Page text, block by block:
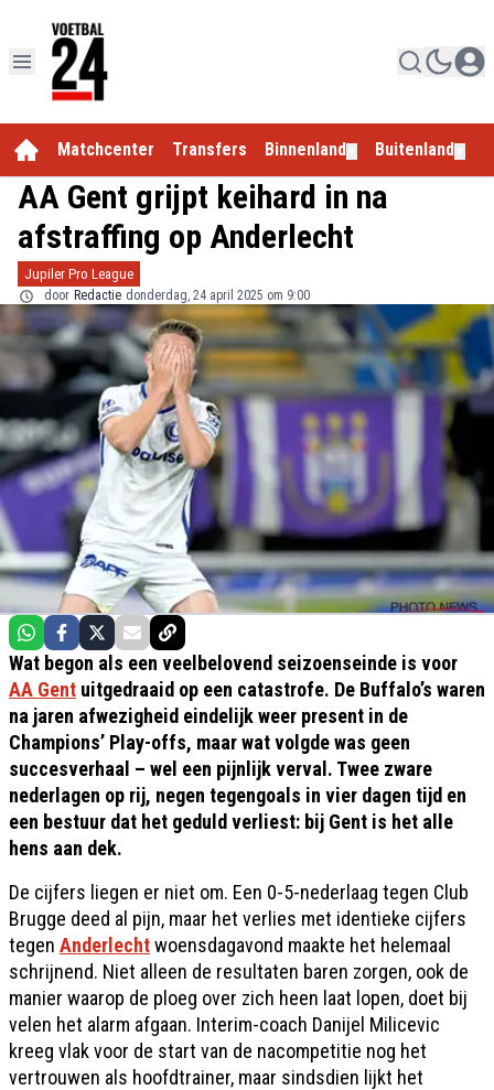
Matchcenter Transfers Binnenland Buitenland
AA Gent grijpt keihard in na
afstraffing op Anderlecht
Jupiler Pro League
door Redactie donderdag, 24 april 2025 om 9:00
Wat begon als een veelbelovend seizoenseinde is voor
AA Gent uitgedraaid op een catastrofe. De Buffalo’s waren
na jaren afwezigheid eindelijk weer present in de
Champions’ Play-offs, maar wat volgde was geen
succesverhaal – wel een pijnlijk verval. Twee zware
nederlagen op rij, negen tegengoals in vier dagen tijd en
een bestuur dat het geduld verliest: bij Gent is het alle
hens aan dek.
De cijfers liegen er niet om. Een 0-5-nederlaag tegen Club
Brugge deed al pijn, maar het verlies met identieke cijfers
tegen Anderlechtwoensdagavond maakte het helemaal
schrijnend. Niet alleen de resultaten baren zorgen, ook de
manier waarop de ploeg over zich heen laat lopen, doet bij
velen het alarm afgaan. Interim-coach Danijel Milicevic
kreeg vlak voor de start van de nacompetitie nog het
vertrouwen als hoofdtrainer, maar sindsdien lijkt het